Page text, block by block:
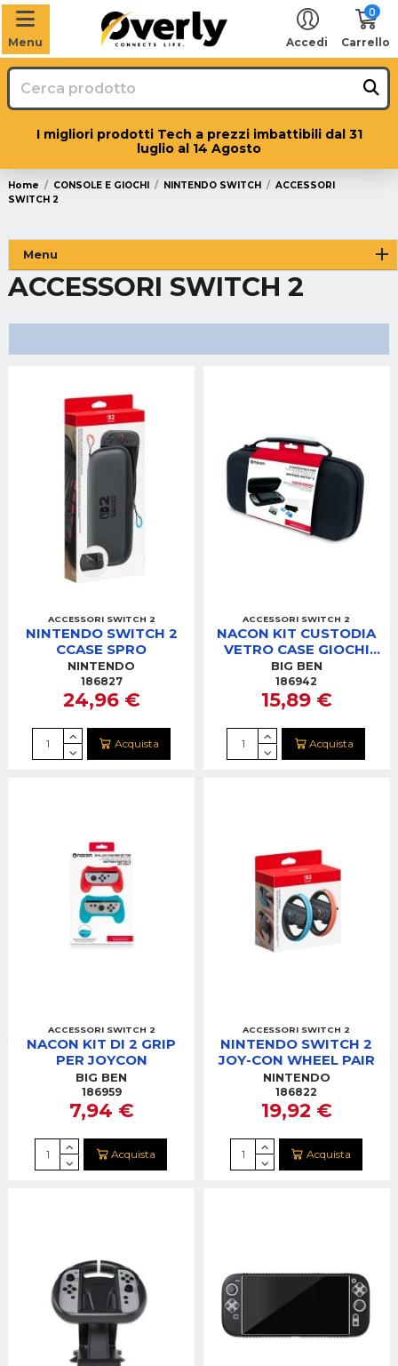
Menu Accedi
0
Carrello
I migliori prodotti Tech a prezzi imbattibili dal 31
luglio al 14 Agosto
Home CONSOLE E GIOCHI NINTENDO SWITCH
ACCESSORI
SWITCH 2
ACCESSORI SWITCH 2
ACCESSORI SWITCH 2
NINTENDO SWITCH 2
CCASE SPRO
NINTENDO
186827
24,96 €
Acquista
ACCESSORI SWITCH 2
NACON KIT CUSTODIA
VETRO CASE GIOCHI
SWITCH 2 NERO
BIG BEN
186942
15,89 €
Acquista
ACCESSORI SWITCH 2
NACON KIT DI 2 GRIP
PER JOYCON
BIG BEN
186959
7,94 €
Acquista
ACCESSORI SWITCH 2
NINTENDO SWITCH 2
JOY-CON WHEEL PAIR
NINTENDO
186822
19,92 €
Acquista
Menu